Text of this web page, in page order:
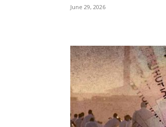
June 29, 2026